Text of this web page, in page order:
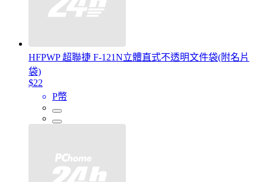
HFPWP 超聯捷 F-121N立體直式不透明文件袋(附名片
袋)
$22
P幣